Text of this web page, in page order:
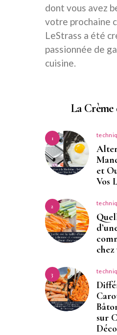
dont vous avez
votre prochaine
LeStrass a été
passionnée de
cuisine.
La Crème
1
et
Vos
2
chez
3
sur